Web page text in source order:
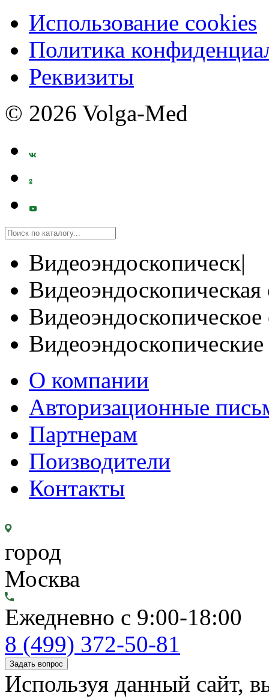
Использование cookies
Политика
Реквизиты
© 2026 Volga-Med
Видеоэндоскопическ|
Видеоэндоскопическая
О компании
Авторизационные
Партнерам
Поизводители
Контакты
город
Москва
Ежедневно с 9:00-18:00
8 (499) 372-50-81
Задать вопрос
Используя данный сайт,